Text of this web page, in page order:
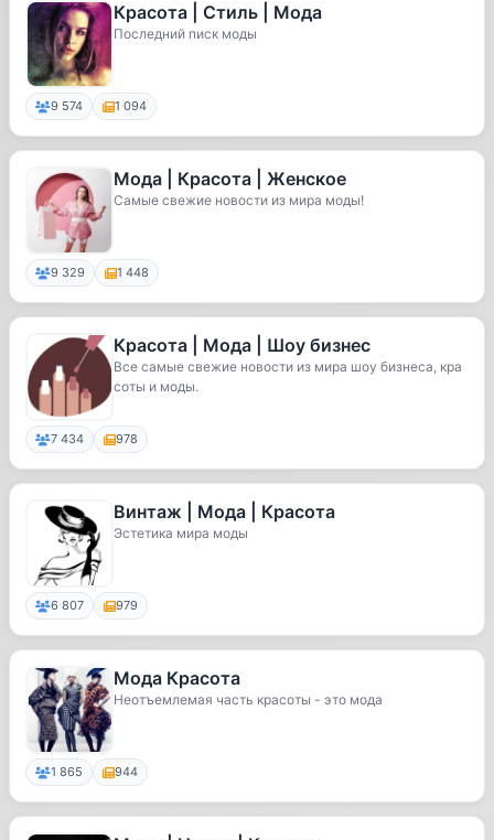
Красота | Стиль | Мода
Последний писк моды
9 574 1 094
Мода | Красота | Женское
Самые свежие новости из мира моды!
9 329 1 448
Красота | Мода | Шоу бизнес
Все самые свежие новости из мира шоу бизнеса, кра
соты и моды.
7 434 978
Винтаж | Мода | Красота
Эстетика мира моды
6 807 979
Мода Красота
Неотъемлемая часть красоты - это мода
1 865 944